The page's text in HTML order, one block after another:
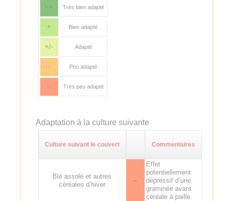
++
Très bien adapté
+ Bien adapté
+/- Adapté
- Peu adapté
-- Très peu adapté
Adaptation à la culture suivante
Culture suivant le couvert Commentaires
Blé assolé et autres
céréales d’hiver
--
Effet
potentiellement
dépressif d’une
graminée avant
céréale à paille.